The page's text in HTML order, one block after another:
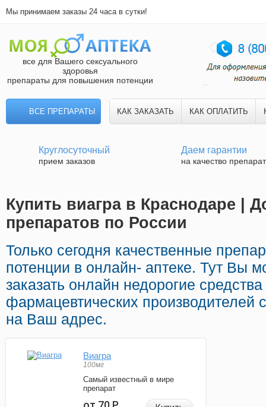
Мы принимаем заказы 24 часа в сутки!
все для Вашего сексуального
здоровья
препараты для повышения потенции
ВСЕ ПРЕПАРАТЫ КАК ЗАКАЗАТЬ КАК ОПЛАТИТЬ
Круглосуточный
прием заказов
Даем гарантии
на качество
Купить виагра в Краснодаре |
препаратов по России
Только сегодня качественные
потенции в онлайн- аптеке. Тут Вы
заказать онлайн недорогие
фармацевтических производителей
на Ваш адрес.
Виагра
100мг
Самый известный в мире
препарат